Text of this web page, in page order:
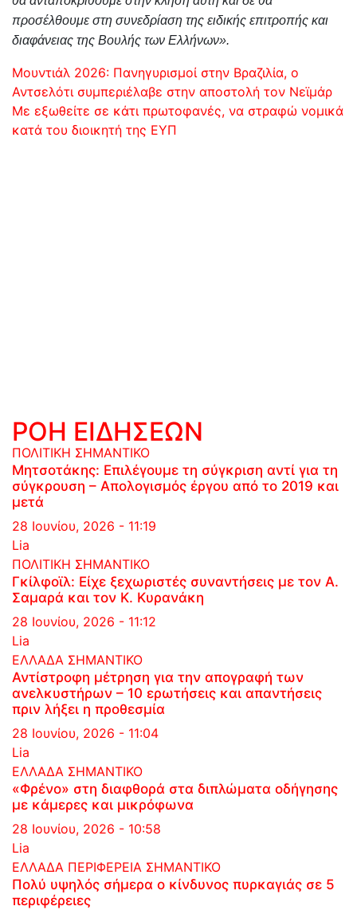
προσέλθουμε στη συνεδρίαση της ειδικής επιτροπής και
διαφάνειας της Βουλής των Ελλήνων».
Πλοήγηση
άρθρων
Μουντιάλ 2026: Πανηγυρισμοί στην Βραζιλία, ο
Αντσελότι συμπεριέλαβε στην αποστολή τον Νεϊμάρ
Με εξωθείτε σε κάτι πρωτοφανές, να στραφώ νομικά
κατά του διοικητή της ΕΥΠ
ΡΟΗ ΕΙΔΗΣΕΩΝ
ΠΟΛΙΤΙΚΗ ΣΗΜΑΝΤΙΚΟ
Μητσοτάκης: Επιλέγουμε τη σύγκριση αντί για τη
σύγκρουση – Απολογισμός έργου από το 2019 και
μετά
28 Ιουνίου, 2026 - 11:19
Lia
ΠΟΛΙΤΙΚΗ ΣΗΜΑΝΤΙΚΟ
Γκίλφοϊλ: Είχε ξεχωριστές συναντήσεις με τον Α.
Σαμαρά και τον Κ. Κυρανάκη
28 Ιουνίου, 2026 - 11:12
Lia
ΕΛΛΑΔΑ ΣΗΜΑΝΤΙΚΟ
Αντίστροφη μέτρηση για την απογραφή των
ανελκυστήρων – 10 ερωτήσεις και απαντήσεις
πριν λήξει η προθεσμία
28 Ιουνίου, 2026 - 11:04
Lia
ΕΛΛΑΔΑ ΣΗΜΑΝΤΙΚΟ
«Φρένο» στη διαφθορά στα διπλώματα οδήγησης
με κάμερες και μικρόφωνα
28 Ιουνίου, 2026 - 10:58
Lia
ΕΛΛΑΔΑ ΠΕΡΙΦΕΡΕΙΑ ΣΗΜΑΝΤΙΚΟ
Πολύ υψηλός σήμερα ο κίνδυνος πυρκαγιάς σε 5
περιφέρειες